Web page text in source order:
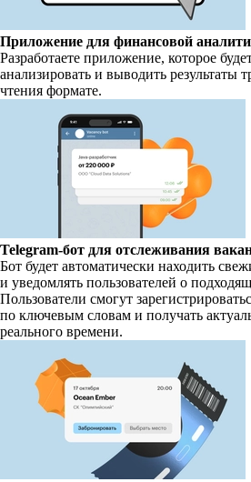
Приложение для финансовой
Разработаете приложение, которое
анализировать и выводить результаты
чтения формате.
Telegram-бот для отслеживания
Бот будет автоматически находить
и уведомлять пользователей о
Пользователи смогут
по ключевым словам и получать
реального времени.